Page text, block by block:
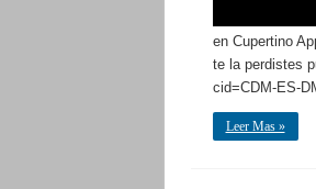
en Cupertino
te la perdistes
cid=CDM-ES-
Leer Mas »